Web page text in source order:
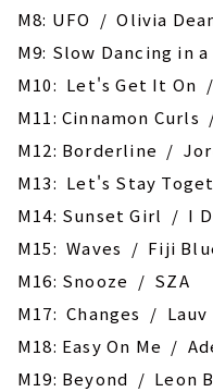
M8: UFO / Olivia
M9: Slow Dancing in
M10: Let's Get It On
M11: Cinnamon
M12: ‎Borderline /
M13: Let's Stay
M14: Sunset Girl / I
M15: Waves / Fiji
M16: Snooze / SZA
M17: Changes / Lauv
M18: Easy On Me /
M19: Beyond / Leon